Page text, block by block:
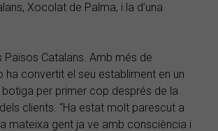
Xocolat de Palma, i la d’una
Catalans. Amb més de
ha convertit el seu establiment en un
per primer cop després de la
clients. “Ha estat molt parescut a
mateixa gent ja ve amb consciència i